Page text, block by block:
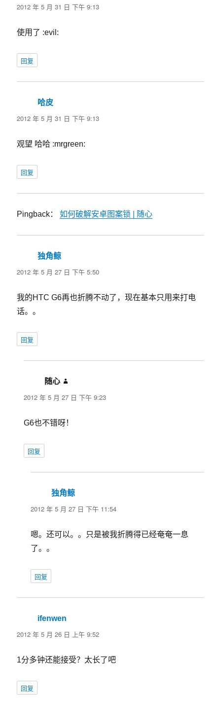
道：
2012 年 5 月 31 日 下午 9:13
使用了 :evil:
回复
哈皮
道：
2012 年 5 月 31 日 下午 9:13
观望 哈哈 :mrgreen:
回复
Pingback：如何破解安卓图案锁 | 随心
独角鲸
道：
2012 年 5 月 27 日 下午 5:50
我的HTC G6再也折腾不动了，现在基本只用来打电
话。。
回复
随心
道：
2012 年 5 月 27 日 下午 9:23
G6也不错呀！
回复
独角鲸
道：
2012 年 5 月 27 日 下午 11:54
嗯。还可以。。只是被我折腾得已经奄奄一息
了。。
回复
ifenwen
道：
2012 年 5 月 26 日 上午 9:52
1分多钟还能接受？太长了吧
回复